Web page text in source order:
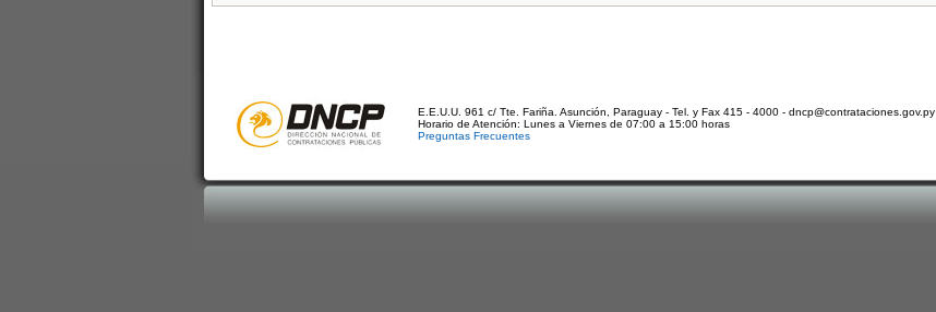
E.E.U.U. 961 c/ Tte. Fariña. Asunción, Paraguay - Tel. y Fax 415 - 4000 - dncp@contrataciones.gov.py
Horario de Atención: Lunes a Viernes de 07:00 a 15:00 horas
Preguntas Frecuentes